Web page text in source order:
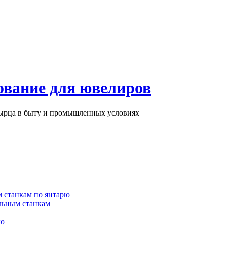
для ювелиров
в быту и промышленных условиях
по янтарю
станкам